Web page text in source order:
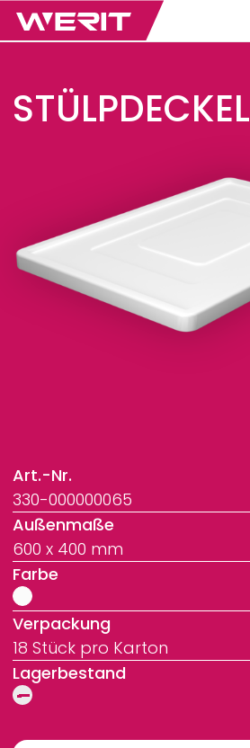
STÜLPDECKEL
Art.-Nr.
330-000000065
Außenmaße
600 x 400 mm
Farbe
Verpackung
18 Stück pro Karton
Lagerbestand